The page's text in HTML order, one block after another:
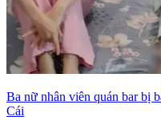
Ba nữ nhân viên quán bar bị
Cái